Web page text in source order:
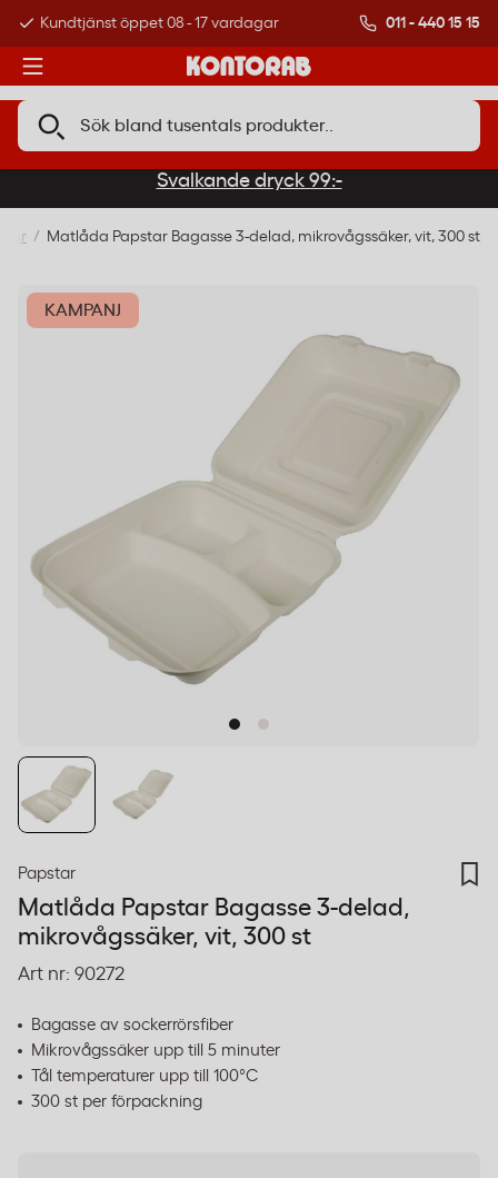
Kundtjänst öppet 08 - 17 vardagar Över 500 000
011 - 440 15 15
Svalkande dryck 99:-
Matlåda Papstar Bagasse 3-delad, mikrovågssäker, vit, 300 st
KAMPANJ
Papstar
Matlåda Papstar Bagasse 3-delad,
mikrovågssäker, vit, 300 st
Art nr: 90272
Bagasse av sockerrörsfiber
Mikrovågssäker upp till 5 minuter
Tål temperaturer upp till 100°C
300 st per förpackning